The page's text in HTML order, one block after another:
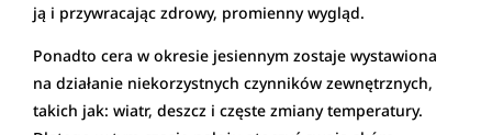
ją i przywracając zdrowy, promienny wygląd.
Ponadto cera w okresie jesiennym zostaje wystawiona
na działanie niekorzystnych czynników zewnętrznych,
takich jak: wiatr, deszcz i częste zmiany temperatury.